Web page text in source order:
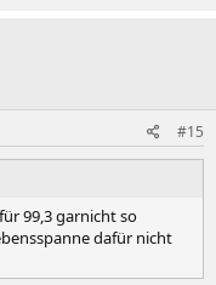
#15
99,3 garnicht so
dafür nicht